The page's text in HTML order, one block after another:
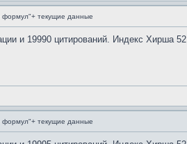
текущие данные
и 19990 цитирований. Индекс Хирша 52
текущие данные